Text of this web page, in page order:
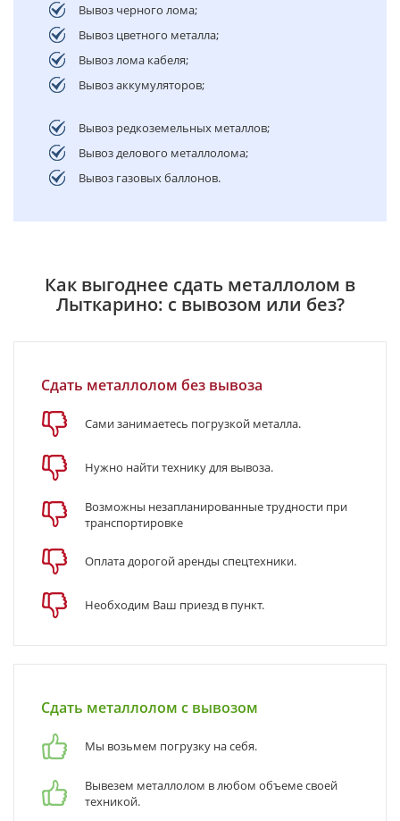
Вывоз черного лома;
Вывоз цветного металла;
Вывоз лома кабеля;
Вывоз аккумуляторов;
Вывоз редкоземельных металлов;
Вывоз делового металлолома;
Вывоз газовых баллонов.
Как выгоднее сдать металлолом в
Лыткарино: с вывозом или без?
Сдать металлолом без вывоза
Сами занимаетесь погрузкой металла.
Нужно найти технику для вывоза.
Возможны незапланированные трудности при
транспортировке
Оплата дорогой аренды спецтехники.
Необходим Ваш приезд в пункт.
Сдать металлолом с вывозом
Мы возьмем погрузку на себя.
Вывезем металлолом в любом объеме своей
техникой.